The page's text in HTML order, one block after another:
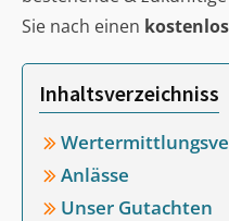
Sie nach einen
Inhaltsverzeichniss
Anlässe
Unser Gutachten